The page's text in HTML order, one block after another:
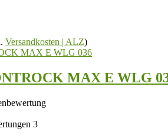
Versandkosten | ALZ)
MAX E WLG
3